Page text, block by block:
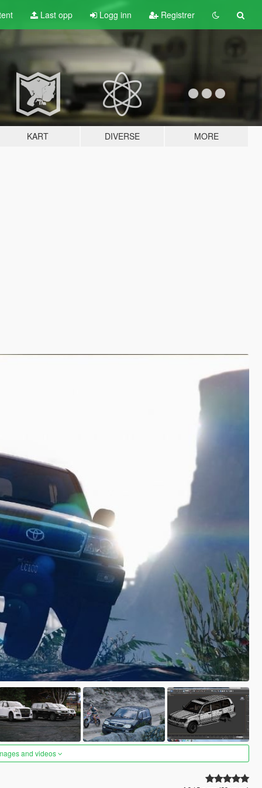
Last opp Logg inn Registrer
KART DIVERSE MORE
and videos